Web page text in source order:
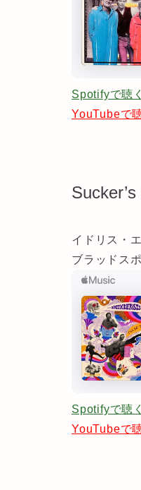
Spotifyで聴く
YouTubeで
イドリス・
ブラッドス
Spotifyで聴く
YouTubeで